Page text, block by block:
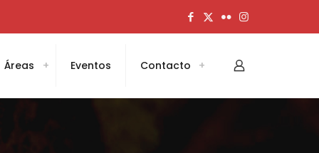
Áreas Eventos Contacto